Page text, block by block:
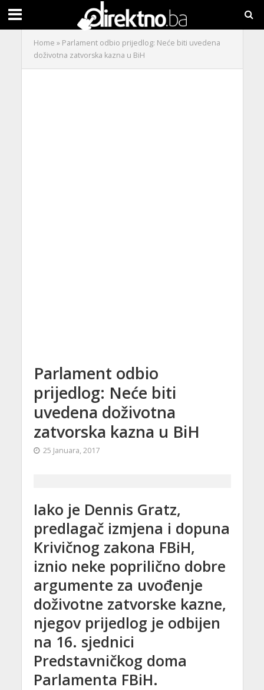
Home » Parlament odbio prijedlog: Neće biti uvedena
doživotna zatvorska kazna u BiH
Parlament odbio
prijedlog: Neće biti
uvedena doživotna
zatvorska kazna u BiH
25 Januara, 2017
Iako je Dennis Gratz,
predlagač izmjena i dopuna
Krivičnog zakona FBiH,
iznio neke poprilično dobre
argumente za uvođenje
doživotne zatvorske kazne,
njegov prijedlog je odbijen
na 16. sjednici
Predstavničkog doma
Parlamenta FBiH.